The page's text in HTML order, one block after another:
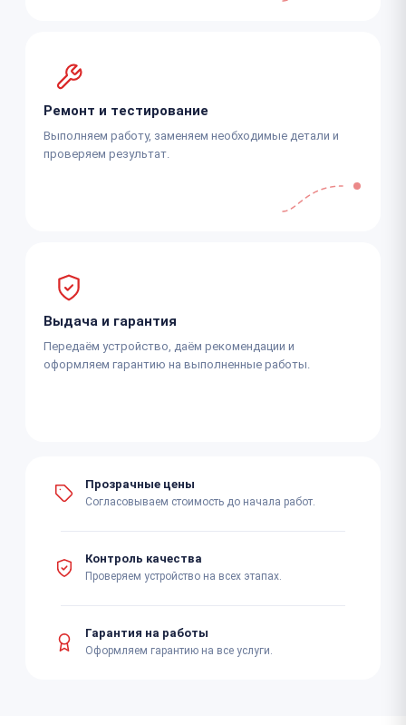
Ремонт и тестирование
Выполняем работу, заменяем необходимые детали и
проверяем результат.
Выдача и гарантия
Передаём устройство, даём рекомендации и
оформляем гарантию на выполненные работы.
Прозрачные цены
Согласовываем стоимость до начала работ.
Контроль качества
Проверяем устройство на всех этапах.
Гарантия на работы
Оформляем гарантию на все услуги.